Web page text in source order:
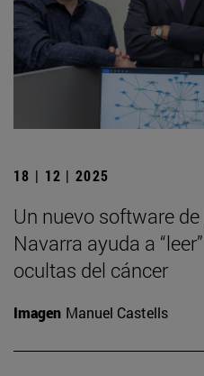
18 | 12 | 2025
Un nuevo software
Navarra ayuda a
ocultas del cáncer
Imagen Manuel Castells